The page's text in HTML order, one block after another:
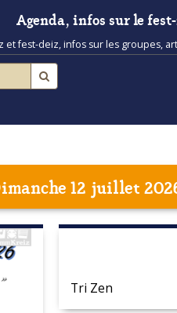
Agenda, infos sur le
et fest-deiz, infos sur les groupes,
12 juillet
Tri Zen